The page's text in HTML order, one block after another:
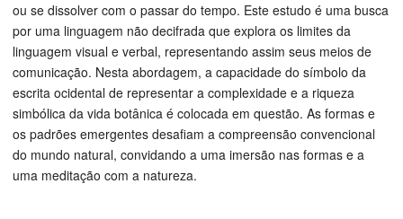
ou se dissolver com o passar do tempo. Este estudo é uma busca
por uma linguagem não decifrada que explora os limites da
linguagem visual e verbal, representando assim seus meios de
comunicação. Nesta abordagem, a capacidade do símbolo da
escrita ocidental de representar a complexidade e a riqueza
simbólica da vida botânica é colocada em questão. As formas e
os padrões emergentes desafiam a compreensão convencional
do mundo natural, convidando a uma imersão nas formas e a
uma meditação com a natureza.